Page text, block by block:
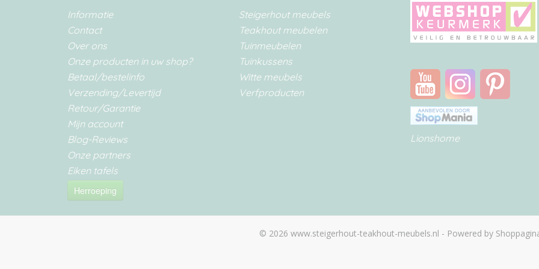
Informatie
Contact
Over ons
Onze producten in uw shop?
Betaal/bestelinfo
Verzending/Levertijd
Retour/Garantie
Mijn account
Blog-Reviews
Onze partners
Eiken tafels
Herroeping
Steigerhout meubels
Teakhout meubelen
Tuinmeubelen
Tuinkussens
Witte meubels
Verfproducten
Lionshome
© 2026 www.steigerhout-teakhout-meubels.nl - Powered by